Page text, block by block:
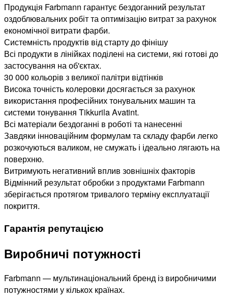
Продукція Farbmann гарантує бездоганний результат
оздоблювальних робіт та оптимізацію витрат за рахунок
економічної витрати фарби.
Системність продуктів від старту до фінішу
Всі продукти в лінійках поділені на системи, які готові до
застосування на об'єктах.
30 000 кольорів з великої палітри відтінків
Висока точність колеровки досягається за рахунок
використання професійних тонувальних машин та
системи тонування Tikkurila Avatint.
Всі матеріали бездоганні в роботі та нанесенні
Завдяки інноваційним формулам та складу фарби легко
розкочуються валиком, не смужать і ідеально лягають на
поверхню.
Витримують негативний вплив зовнішніх факторів
Відмінний результат обробки з продуктами Farbmann
зберігається протягом тривалого терміну експлуатації
покриття.
Гарантія репутацією
Виробничі потужності
Farbmann — мультинаціональний бренд із виробничими
потужностями у кількох країнах.